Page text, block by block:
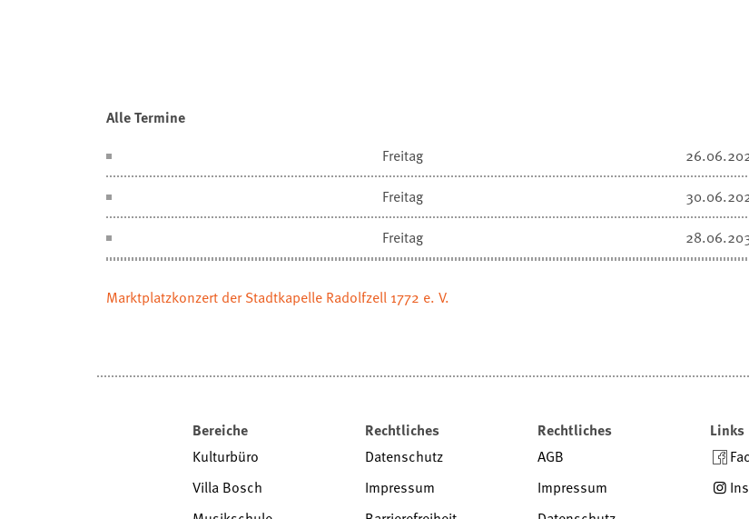
Alle Termine
Freitag
Freitag
Freitag
Marktplatzkonzert der Stadtkapelle Radolfzell 1772 e. V.
Bereiche
Kulturbüro
Villa Bosch
Rechtliches
Datenschutz
Impressum
Rechtliches
AGB
Impressum
Links